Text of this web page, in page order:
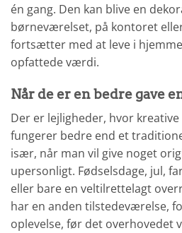
én gang. Den kan blive en
børneværelset, på kontoret
fortsætter med at leve i
opfattede værdi.
Når de er en bedre gave
Der er lejligheder, hvor
fungerer bedre end et
især, når man vil give noget
upersonligt. Fødselsdage, jul,
eller bare en veltilrettelagt
har en anden tilstedeværelse,
oplevelse, før det overhovedet